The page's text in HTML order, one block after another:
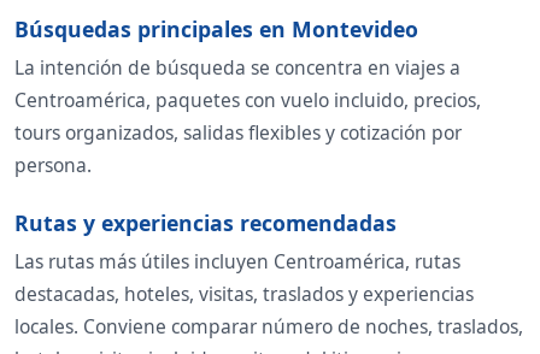
Búsquedas principales en Montevideo
La intención de búsqueda se concentra en viajes a
Centroamérica, paquetes con vuelo incluido, precios,
tours organizados, salidas flexibles y cotización por
persona.
Rutas y experiencias recomendadas
Las rutas más útiles incluyen Centroamérica, rutas
destacadas, hoteles, visitas, traslados y experiencias
locales. Conviene comparar número de noches, traslados,